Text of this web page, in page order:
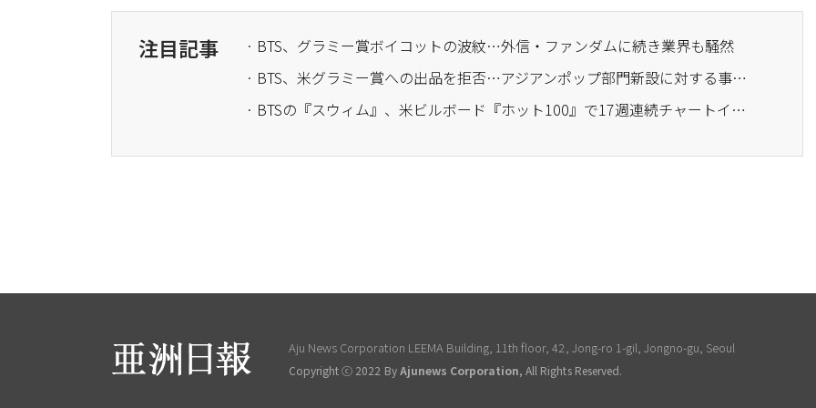
注目記事
· BTS、グラミー賞ボイコットの波紋…外信・ファンダムに続き業界も騒然
· BTS、米グラミー賞への出品を拒否…アジアンポップ部門新設に対する事実上のボイコット
· BTSの『スウィム』、米ビルボード『ホット100』で17週連続チャートイン中
Aju News Corporation LEEMA Building, 11th floor, 42, Jong-ro 1-gil, Jongno-gu, Seoul
Copyright ⓒ 2022 ByAjunews Corporation, All Rights Reserved.